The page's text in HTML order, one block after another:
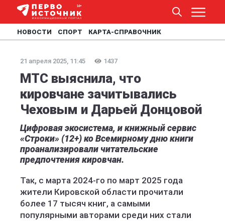
НОВОСТИ СПОРТ КАРТА-СПРАВОЧНИК
21 апреля 2025, 11:45 1437
МТС выяснила, что
кировчане зачитывались
Чеховым и Дарьей Донцовой
Цифровая экосистема, и книжный сервис
«Строки» (12+) ко Всемирному дню книги
проанализировали читательские
предпочтения кировчан.
Так, с марта 2024-го по март 2025 года
жители Кировской области прочитали
более 17 тысяч книг, а самыми
популярными авторами среди них стали